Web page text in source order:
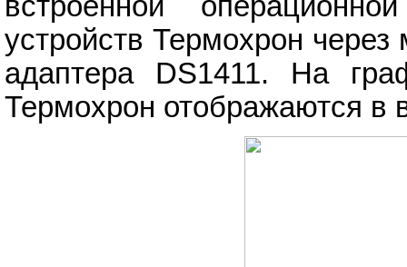
устройств Термохрон
адаптера DS1411. На
Термохрон отображаются в